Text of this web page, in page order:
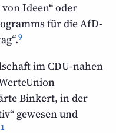
Ideen“ oder
für die AfD-
9
im CDU-nahen
Binkert, in der
gewesen und